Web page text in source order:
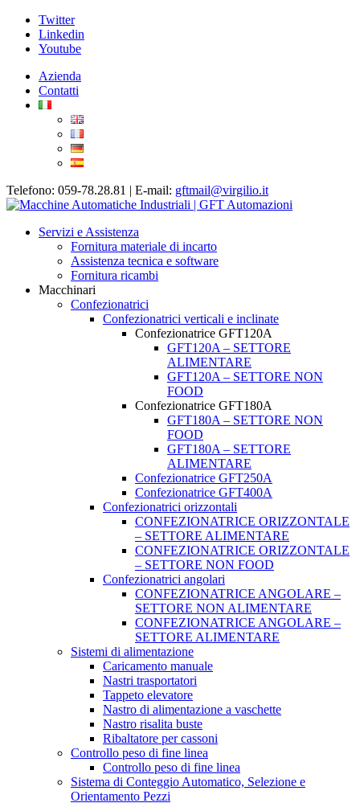
Twitter
Linkedin
Youtube
Azienda
Contatti
Telefono: 059-78.28.81 | E-mail: gftmail@virgilio.it
Servizi e Assistenza
Fornitura materiale di incarto
Assistenza tecnica e software
Fornitura ricambi
Macchinari
Confezionatrici
Confezionatrici verticali e inclinate
Confezionatrice GFT120A
GFT120A – SETTORE
ALIMENTARE
GFT120A – SETTORE NON
FOOD
Confezionatrice GFT180A
GFT180A – SETTORE NON
FOOD
GFT180A – SETTORE
ALIMENTARE
Confezionatrice GFT250A
Confezionatrice GFT400A
Confezionatrici orizzontali
CONFEZIONATRICE ORIZZONTALE
– SETTORE ALIMENTARE
CONFEZIONATRICE ORIZZONTALE
– SETTORE NON FOOD
Confezionatrici angolari
CONFEZIONATRICE ANGOLARE –
SETTORE NON ALIMENTARE
CONFEZIONATRICE ANGOLARE –
SETTORE ALIMENTARE
Sistemi di alimentazione
Caricamento manuale
Nastri trasportatori
Tappeto elevatore
Nastro di alimentazione a vaschette
Nastro risalita buste
Ribaltatore per cassoni
Controllo peso di fine linea
Controllo peso di fine linea
Sistema di Conteggio Automatico, Selezione e
Orientamento Pezzi